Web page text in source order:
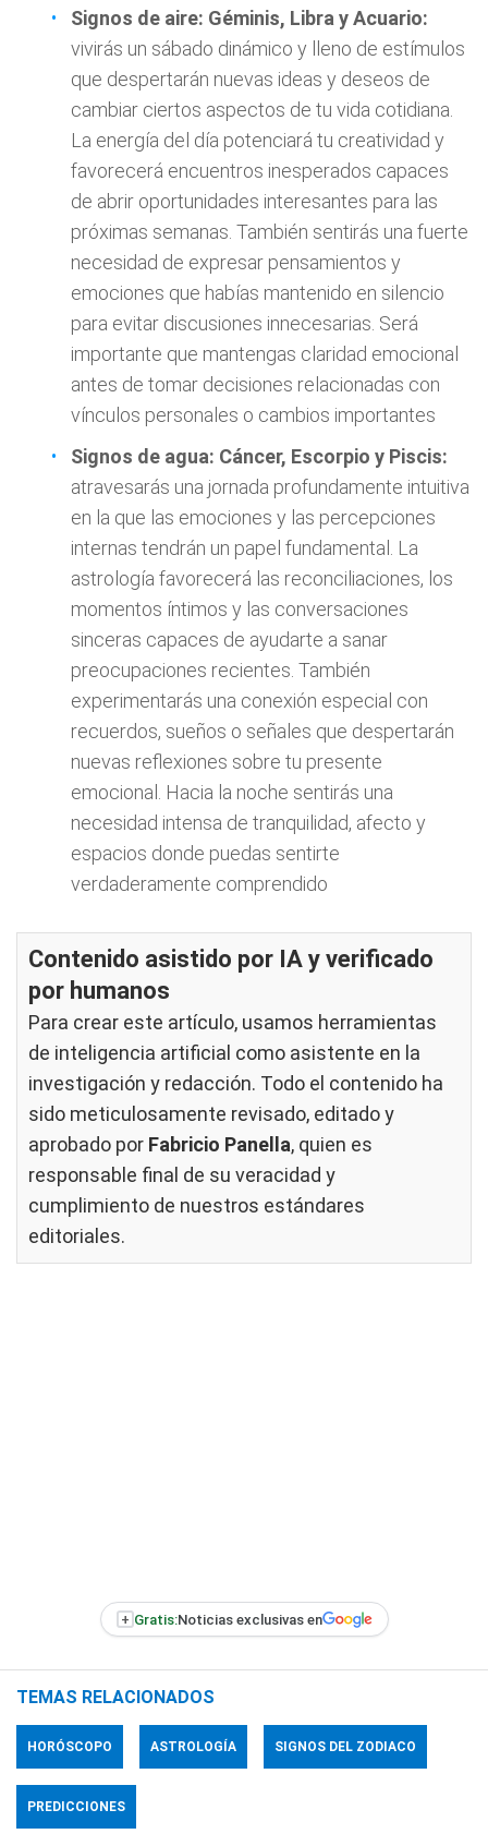
Signos de aire: Géminis, Libra y Acuario:
vivirás un sábado dinámico y lleno de estímulos
que despertarán nuevas ideas y deseos de
cambiar ciertos aspectos de tu vida cotidiana.
La energía del día potenciará tu creatividad y
favorecerá encuentros inesperados capaces
de abrir oportunidades interesantes para las
próximas semanas. También sentirás una fuerte
necesidad de expresar pensamientos y
emociones que habías mantenido en silencio
para evitar discusiones innecesarias. Será
importante que mantengas claridad emocional
antes de tomar decisiones relacionadas con
vínculos personales o cambios importantes
Signos de agua: Cáncer, Escorpio y Piscis:
atravesarás una jornada profundamente intuitiva
en la que las emociones y las percepciones
internas tendrán un papel fundamental. La
astrología favorecerá las reconciliaciones, los
momentos íntimos y las conversaciones
sinceras capaces de ayudarte a sanar
preocupaciones recientes. También
experimentarás una conexión especial con
recuerdos, sueños o señales que despertarán
nuevas reflexiones sobre tu presente
emocional. Hacia la noche sentirás una
necesidad intensa de tranquilidad, afecto y
espacios donde puedas sentirte
verdaderamente comprendido
Contenido asistido por IA y verificado
por humanos
Para crear este artículo, usamos herramientas
de inteligencia artificial como asistente en la
investigación y redacción. Todo el contenido ha
sido meticulosamente revisado, editado y
aprobado por Fabricio Panella, quien es
responsable final de su veracidad y
cumplimiento de nuestros estándares
editoriales.
+ Gratis:Noticias exclusivas en
TEMAS RELACIONADOS
HORÓSCOPO ASTROLOGÍA SIGNOS DEL ZODIACO
PREDICCIONES